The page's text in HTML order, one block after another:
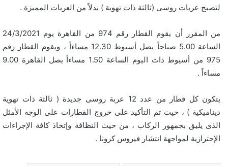
لتصبح عربات روسى (ثالثة ذات تهوية ) بدلاً من العربات المميزة .
من المقرر أن يقوم القطار رقم 974 من القاهرة يوم 24/3/2021
الساعة 5.00 صباحاً يصل أسيوط 12.30 مساءاً ، ويقوم القطار رقم
975 من أسيوط ذات اليوم الساعة 1.50 مساءاً يصل القاهرة 9.00
مساءاً .
يتكون كل قطار من عدد 12 عربة روسى جديدة ( ثالثة ذات تهوية
ديناميكية ) ، حيث تم التأكيد على خروج القطارات على الوجه الأمثل
الذى يليق بجمهور الركاب ، من حيث النظافة وإتخاذ كافة الإجراءات
الإحترازية لمواجهة انتشار فيروس كرونا .